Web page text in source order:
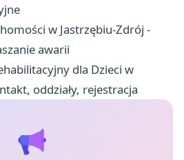
w Jastrzębiu-Zdrój -
awarii
dla Dzieci w
oddziały, rejestracja